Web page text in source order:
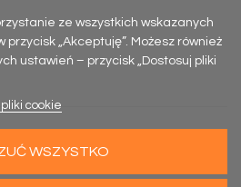
ze wszystkich wskazanych
przycisk „Akceptuję”. Możesz również
ustawień – przycisk „Dostosuj pliki
cookie
WSZYSTKO